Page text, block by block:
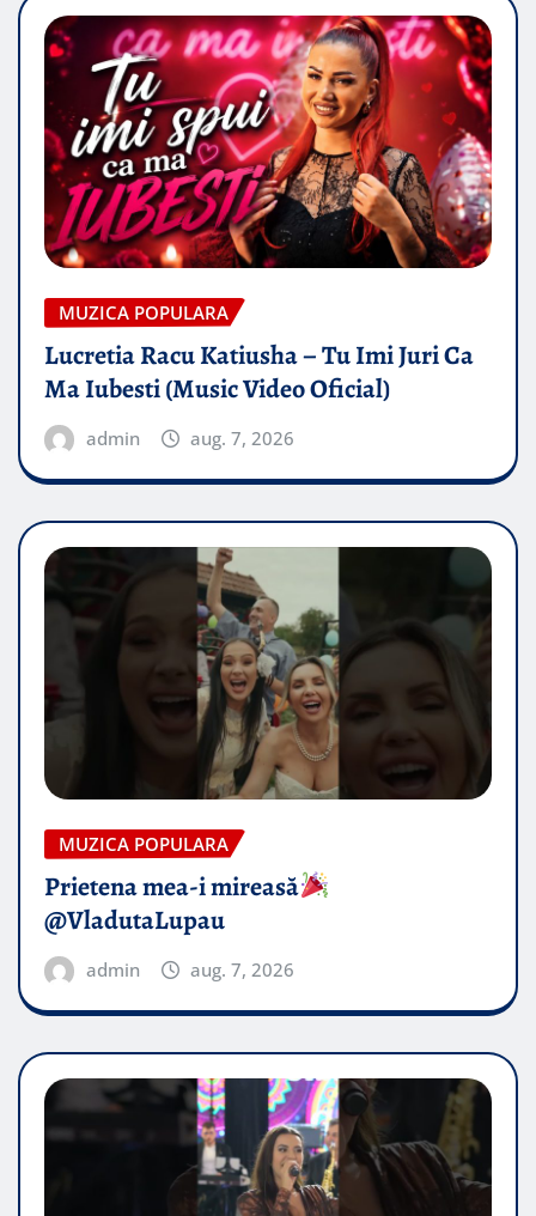
MUZICA POPULARA
Lucretia Racu Katiusha – Tu Imi Juri Ca
Ma Iubesti (Music Video Oficial)
admin aug. 7, 2026
MUZICA POPULARA
Prietena mea-i mireasă​
@VladutaLupau
admin aug. 7, 2026